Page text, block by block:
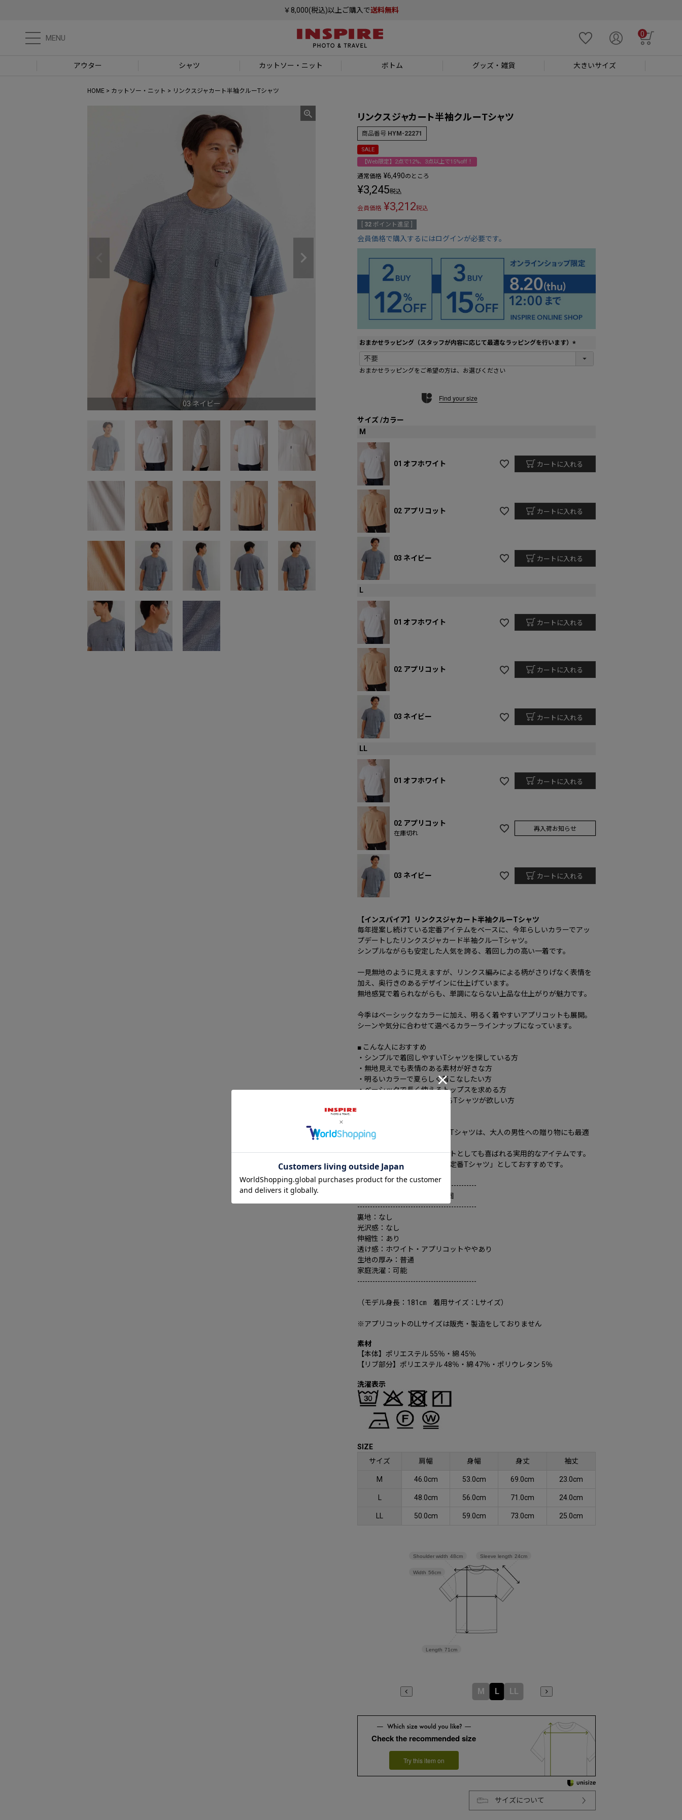
￥8,000(税込)以上ご購入で送料無料
MENU 0
アウター シャツ カットソー ・ニット ボトム グッズ ・雑貨 大きいサイズ
HOME カットソー・ニット リンクスジャカート半袖クルーTシャツ
03 ネイビー 01 オフホワイト
リンクスジャカート半袖クルーTシャツ
商品番号 HYM-22271
SALE
【Web限定】2点で12%、3点以上で15%off！
通常価格 ¥6,490のところ
¥3,245税込
会員価格 ¥3,212税込
32 ポイント進呈 ]
会員価格で購入するにはログインが必要です。
おまかせラッピング（スタッフが内容に応じて最適なラッピングを行います）
(
おまかせラッピングをご希望の方は、お選びください
Find your size
サイズ カラー
M
01 オフホワイト カートに入れる
02 アプリコット カートに入れる
03 ネイビー カートに入れる
L
01 オフホワイト カートに入れる
02 アプリコット カートに入れる
03 ネイビー カートに入れる
LL
01 オフホワイト カートに入れる
02 アプリコット
在庫切れ
再入荷お知らせ
03 ネイビー カートに入れる
【インスパイア】リンクスジャカート半袖クルーTシャツ
毎年提案し続けている定番アイテムをベースに、今年らしいカラーでアッ
プデートしたリンクスジャカード半袖クルーTシャツ。
シンプルながらも安定した人気を誇る、着回し力の高い一着です。
一見無地のように見えますが、リンクス編みによる柄がさりげなく表情を
加え、奥行きのあるデザインに仕上げています。
無地感覚で着られながらも、単調にならない上品な仕上がりが魅力です。
今季はベーシックなカラーに加え、明るく着やすいアプリコットも展開。
シーンや気分に合わせて選べるカラーラインナップになっています。
■ こんな人におすすめ
・シンプルで着回しやすいTシャツを探している方
・無地見えでも表情のある素材が好きな方
・明るいカラーで夏らしく着こなしたい方
・ベーシックで長く使えるトップスを求める方
・インナーでも1枚でも使えるTシャツが欲しい方
シンプルで着やすいリンクスTシャツは、大人の男性への贈り物にも最適
無地見えで使いやすく、ギフトとしても喜ばれる実用的なアイテムです。
「さりげなく質感で差がつく定番Tシャツ」としておすすめです。
-----------------------------------------------
・ポケットは胸ポケット全1個
-----------------------------------------------
裏地：なし
光沢感：なし
伸縮性：あり
透け感：ホワイト・アプリコットややあり
生地の厚み：普通
家庭洗濯：可能
-----------------------------------------------
（モデル身長：181㎝ 着用サイズ：Lサイズ）
※アプリコットのLLサイズは販売・製造をしておりません
素材
【本体】ポリエステル 55％・綿 45％
【リブ部分】ポリエステル 48％・綿 47％・ポリウレタン 5％
洗濯表示
SIZE
サイズ
肩幅 身幅 身丈 袖丈
M 46.0cm 53.0cm 69.0cm 23.0cm
48.0cm 56.0cm 71.0cm 24.0cm
50.0cm 59.0cm 73.0cm 25.0cm
Sleeve length 24cm
Length 71cm
Width 56cm
Shoulder width 48cm
M L LL
Check the recommended size
Try this item on
サイズについて